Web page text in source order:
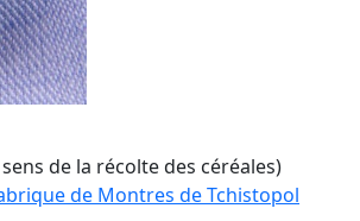
de la récolte des céréales)
de Montres de Tchistopol